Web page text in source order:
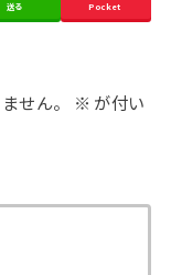
送る Pocket
せん。 ※ が付い